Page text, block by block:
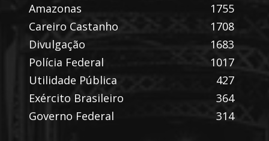
Amazonas
1755
Careiro Castanho
1708
Divulgação
1683
Polícia Federal
1017
Utilidade Pública
427
Exército Brasileiro
364
Governo Federal
314